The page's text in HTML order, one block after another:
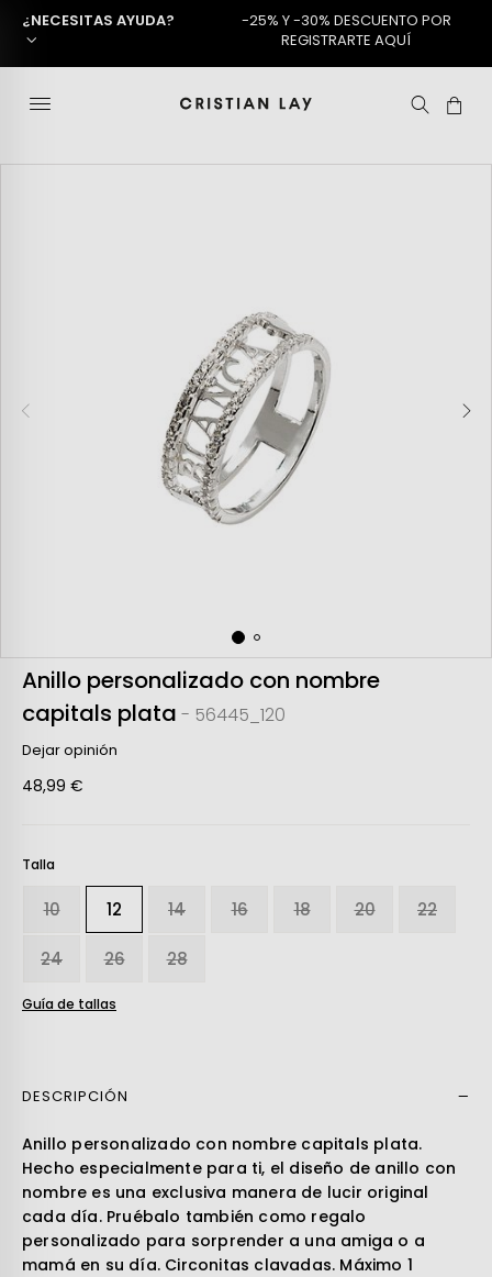
¿NECESITAS AYUDA?
-25% Y -30% DESCUENTO POR
REGISTRARTE AQUÍ
Anillo personalizado con nombre
capitals plata - 56445_120
Dejar opinión
48,99 €
Talla
10 12 14 16 18 20 22
24 26 28
Guía de tallas
DESCRIPCIÓN
Anillo personalizado con nombre capitals plata.
Hecho especialmente para ti, el diseño de anillo con
nombre es una exclusiva manera de lucir original
cada día. Pruébalo también como regalo
personalizado para sorprender a una amiga o a
mamá en su día. Circonitas clavadas. Máximo 1